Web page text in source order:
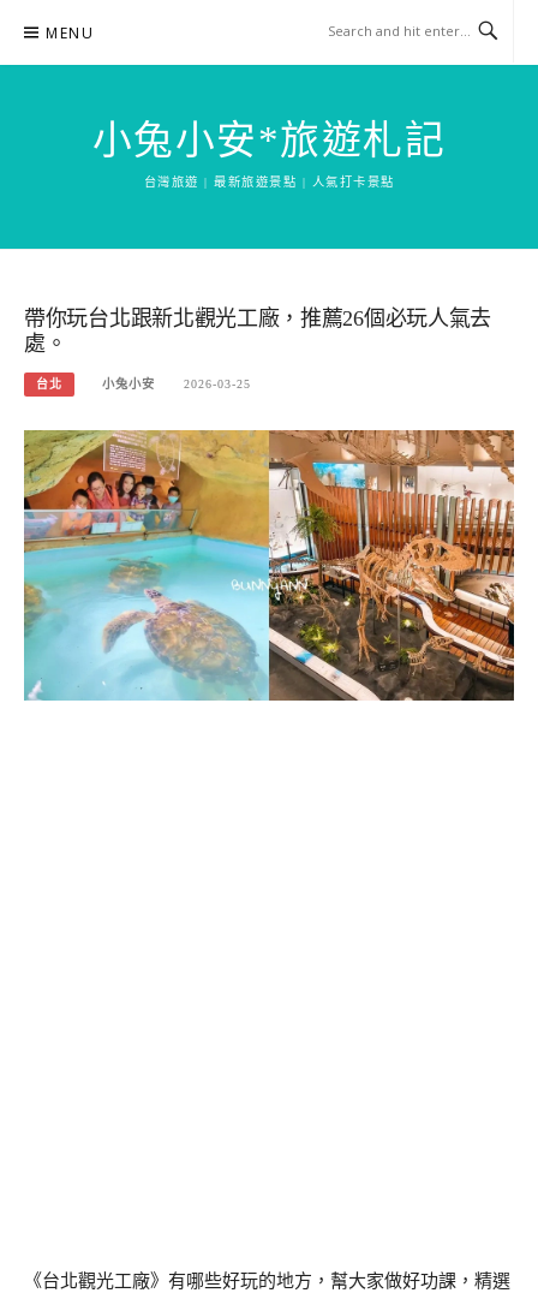
content
MENU
小兔小安*旅遊札記
台灣旅遊 | 最新旅遊景點 | 人氣打卡景點
帶你玩台北跟新北觀光工廠，推薦26個必玩人氣去
處。
台北 小兔小安 2026-03-25
《台北觀光工廠》有哪些好玩的地方，幫大家做好功課，精選